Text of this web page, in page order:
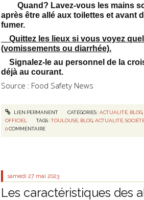
Quand? Lavez-vous les mains
après être allé aux toilettes et avant
fumer.
Quittez les lieux si vous voyez
(vomissements ou diarrhée).
Signalez-le au personnel de la
déjà au courant.
Source : Food Safety News
LIEN PERMANENT CATÉGORIES :ACTUALITÉ, BLOG,
OFFICIEL
TAGS :TOULOUSE BLOG ,ACTUALITÉ ,
0COMMENTAIRE
samedi 27 mai 2023
Les caractéristiques des